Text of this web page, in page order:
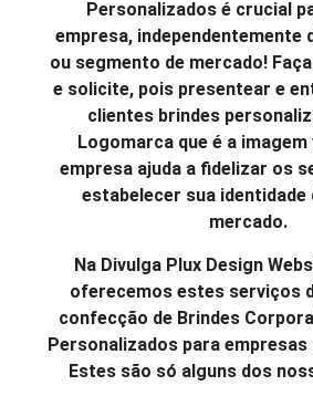
Personalizados é crucial
empresa, independentemente
ou segmento de mercado!
e solicite, pois presentear e
clientes brindes
Logomarca que é a imagem
empresa ajuda a fidelizar os
estabelecer sua identidade
mercado.
Na Divulga Plux Design
oferecemos estes serviços
confecção de Brindes
Personalizados para
Estes são só alguns dos